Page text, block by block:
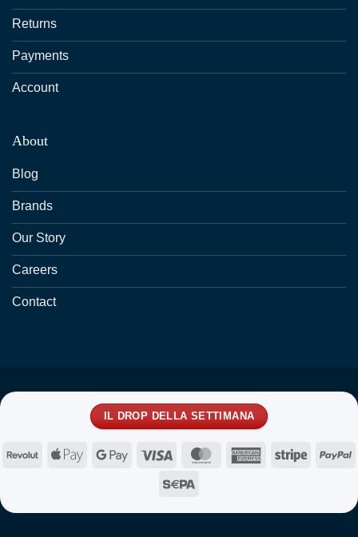
Returns
Payments
Account
About
Blog
Brands
Our Story
Careers
Contact
IL DROP DELLA SETTIMANA
RevolutApple
Google
Visa MasterCardAmericanStripe